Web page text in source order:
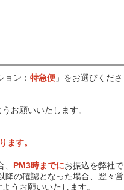
ョン： 特急便 」をお選びくださ
お願いいたします。
ます。
PM3時までにお振込を弊社で
降の確認となった場合、翌々営
うお願いいたします。